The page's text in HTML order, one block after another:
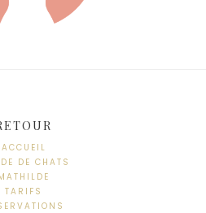
ACCUEIL
DE CHATS
TARIFS